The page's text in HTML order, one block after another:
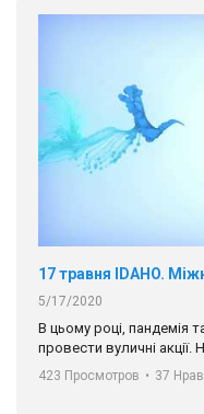
5/17/2020
В цьому році, пандемія
провести вуличні
навіть коли ми у різних
разом. Ми закликаємо
солідарності,
423 Просмотров • 37